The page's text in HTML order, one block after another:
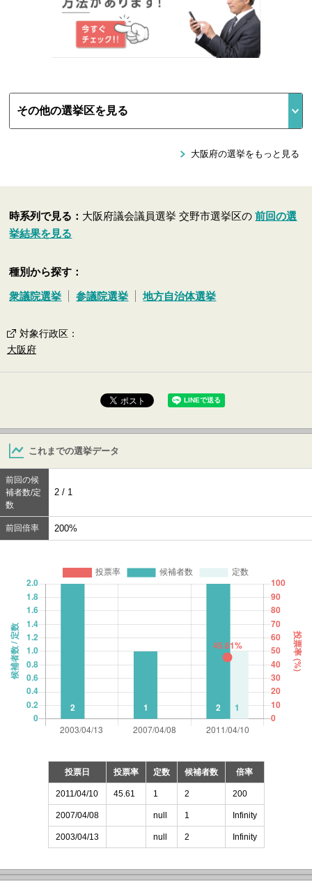
大阪府の選挙をもっと見る
時系列で見る： 大阪府議会議員選挙 交野市選挙区の前回の選
挙結果を見る
種別から探す：
衆議院選挙 参議院選挙 地方自治体選挙
対象行政区 ：
大阪府
これまでの選挙データ
前回の候
補者数/定
数
2 / 1
前回倍率 200%
投票日 投票率 定数 候補者数 倍率
2011/04/10 45.61 1 2 200
2007/04/08 null 1 Infinity
2003/04/13 null 2 Infinity